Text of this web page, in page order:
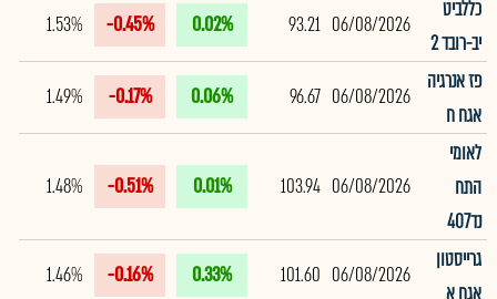
כללביט
יב-רובד 2
06/08/2026
93.21
0.02%
-0.45%
1.53%
פז אנרגיה
אגח ח
06/08/2026
96.67
0.06%
-0.17%
1.49%
לאומי
התח
נד407
06/08/2026
103.94
0.01%
-0.51%
1.48%
גרייסטון
06/08/2026
101.60
0.33%
-0.16%
1.46%